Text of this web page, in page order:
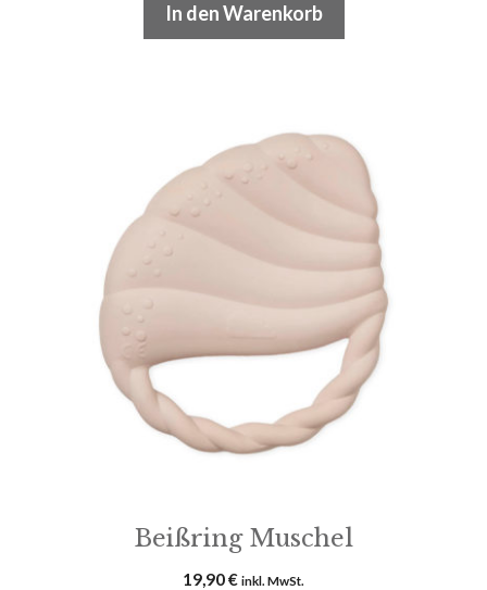
In den Warenkorb
Beißring Muschel
19,90€ inkl. MwSt.